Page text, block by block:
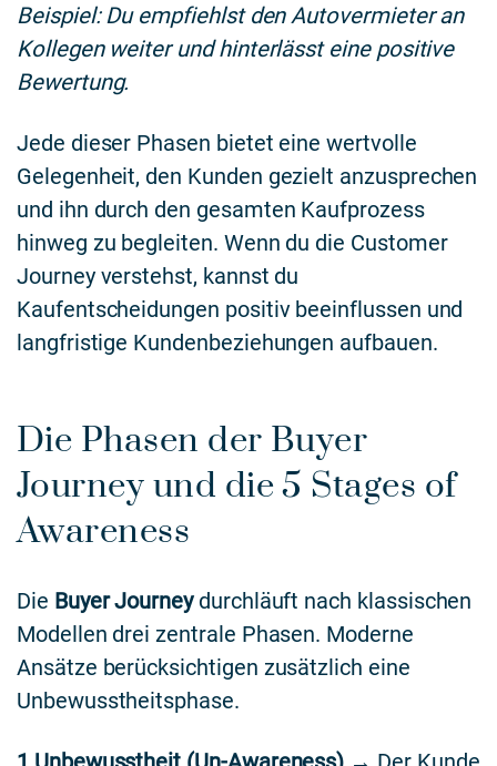
Beispiel: Du empfiehlst den Autovermieter an
Kollegen weiter und hinterlässt eine positive
Bewertung.
Jede dieser Phasen bietet eine wertvolle
Gelegenheit, den Kunden gezielt anzusprechen
und ihn durch den gesamten Kaufprozess
hinweg zu begleiten. Wenn du die Customer
Journey verstehst, kannst du
Kaufentscheidungen positiv beeinflussen und
langfristige Kundenbeziehungen aufbauen.
Die Phasen der Buyer
Journey und die 5 Stages of
Awareness
Die Buyer Journeydurchläuft nach klassischen
Modellen drei zentrale Phasen. Moderne
Ansätze berücksichtigen zusätzlich eine
Unbewusstheitsphase.